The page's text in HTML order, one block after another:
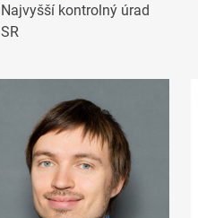
Najvyšší kontrolný úrad
SR